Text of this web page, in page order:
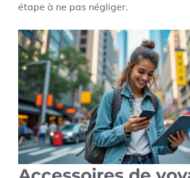
étape à ne pas négliger.